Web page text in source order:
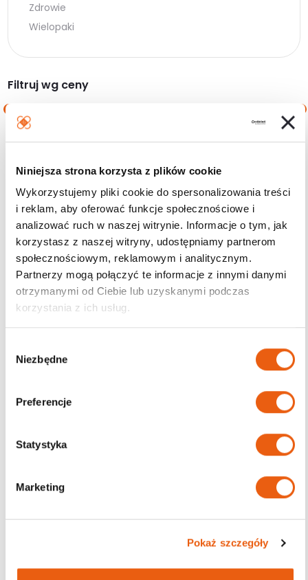
Niniejsza strona korzysta z plików cookie
Wykorzystujemy pliki cookie do spersonalizowania treści
i reklam, aby oferować funkcje społecznościowe i
analizować ruch w naszej witrynie. Informacje o tym, jak
korzystasz z naszej witryny, udostępniamy partnerom
społecznościowym, reklamowym i analitycznym.
Partnerzy mogą połączyć te informacje z innymi danymi
otrzymanymi od Ciebie lub uzyskanymi podczas
korzystania z ich usług.
Niezbędne
Preferencje
Statystyka
Marketing
Pokaż szczegóły
Zdrowie
Wielopaki
Filtruj wg ceny
min.
maks.
Filtruj
Darmowa dostawa
od 200zł